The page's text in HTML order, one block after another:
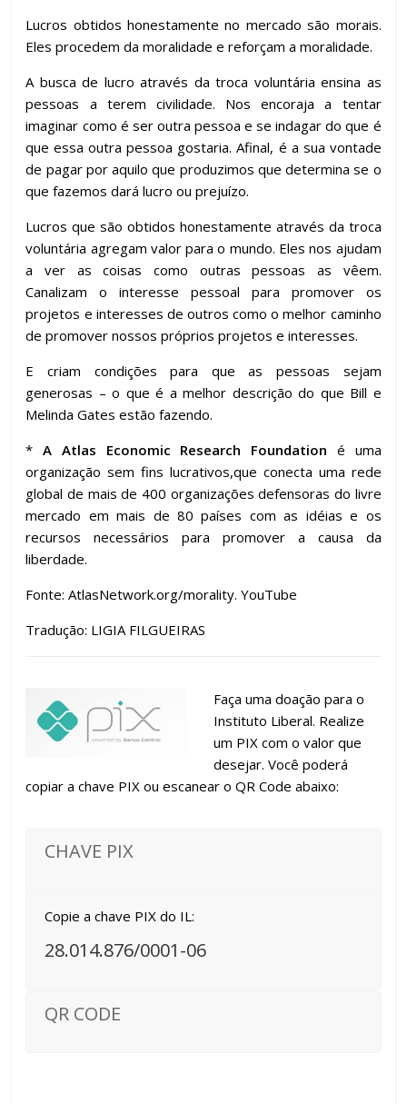
Lucros obtidos honestamente no mercado são morais.
Eles procedem da moralidade e reforçam a moralidade.
A busca de lucro através da troca voluntária ensina as
pessoas a terem civilidade. Nos encoraja a tentar
imaginar como é ser outra pessoa e se indagar do que é
que essa outra pessoa gostaria. Afinal, é a sua vontade
de pagar por aquilo que produzimos que determina se o
que fazemos dará lucro ou prejuízo.
Lucros que são obtidos honestamente através da troca
voluntária agregam valor para o mundo. Eles nos ajudam
a ver as coisas como outras pessoas as vêem.
Canalizam o interesse pessoal para promover os
projetos e interesses de outros como o melhor caminho
de promover nossos próprios projetos e interesses.
E criam condições para que as pessoas sejam
generosas – o que é a melhor descrição do que Bill e
Melinda Gates estão fazendo.
*A Atlas Economic Research Foundation é uma
organização sem fins lucrativos,que conecta uma rede
global de mais de 400 organizações defensoras do livre
mercado em mais de 80 países com as idéias e os
recursos necessários para promover a causa da
liberdade.
Fonte: AtlasNetwork.org/morality. YouTube
Tradução: LIGIA FILGUEIRAS
Faça uma doação para o
Instituto Liberal. Realize
um PIX com o valor que
desejar. Você poderá
copiar a chave PIX ou escanear o QR Code abaixo:
CHAVE PIX
Copie a chave PIX do IL:
28.014.876/0001-06
QR CODE